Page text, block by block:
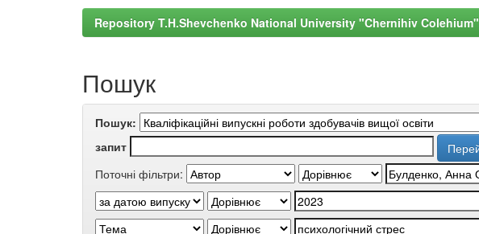
Repository T.H.Shevchenko National University "Chernihiv Colehium"
Пошук
Пошук:
запит
Поточні фільтри: